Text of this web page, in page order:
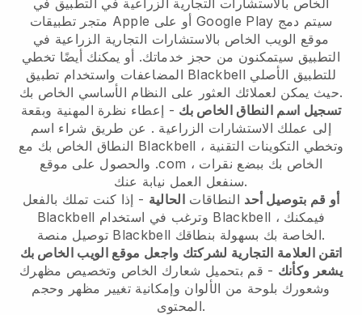
الخاص بالاستشارات التجارية الزراعية في التطبيق في
متجر تطبيقات Apple أو على Google Play سيتم دمج
موقع الويب الخاص بالاستشارات التجارية الزراعية في
التطبيق سيتمكنون من حجز خدماتك. أو يمكنك أيضًا تخطي
Blackbell
حيث يمكن لعملائك العثور على النظام الأساسي الخاص بك.
تسجيل اسم النطاق الخاص بك - إعطاء نظرة المهنية وبقعة
إلى عملك الاستشارات الزراعية . عن طريق شراء اسم
Blackbell ، وتخطي التكوينات التقنية
والحصول على موقع .com الخاص بك ببضع نقرات ،
سنفعل العمل نيابة عنك.
أو قم بتوصيل أحد النطاقات الحالية - إذا كنت تملك بالفعل
Blackbell
Blackbell ، فيمكنك
توصيل منصة Blackbell
الخاصة بك بسهولة بنطاقك.
اتقن العلامة التجارية لشركتك واجعل موقع الويب الخاص بك
يشعر وكأنك - قم بتحميل شعارك الخاص وتخصيص مظهرك
وشعورك بلوحة من الألوان وإمكانية تغيير مظهر وحجم
المحتوى.